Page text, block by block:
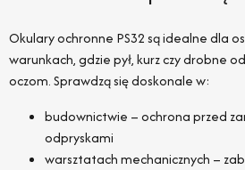
Okulary ochronne PS32 są idealne dla
warunkach, gdzie pył, kurz czy drobne
oczom. Sprawdzą się doskonale w:
budownictwie – ochrona przed
odpryskami
warsztatach mechanicznych –